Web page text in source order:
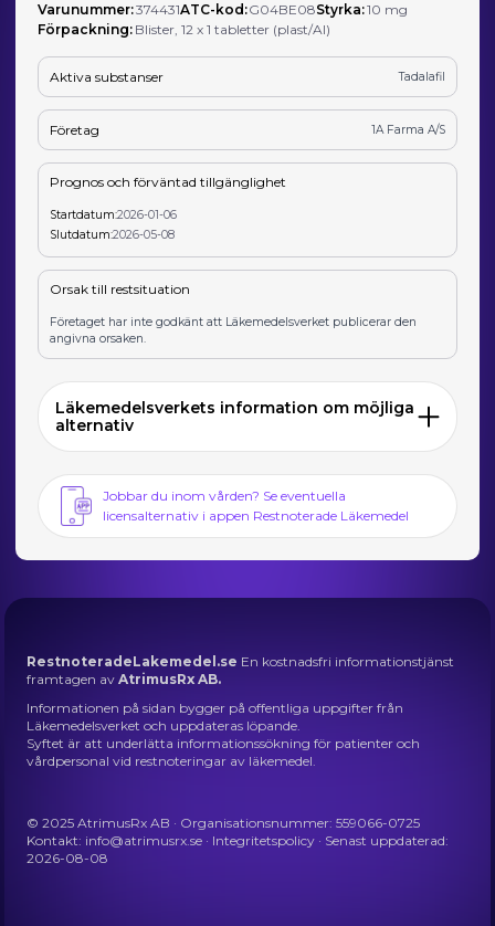
Varunummer:374431ATC-kod:G04BE08Styrka:10 mg
Förpackning: Blister, 12 x 1 tabletter (plast/Al)
Aktiva substanser Tadalafil
Företag 1A Farma A/S
Prognos och förväntad tillgänglighet
Startdatum:2026-01-06
Slutdatum:2026-05-08
Orsak till restsituation
Företaget har inte godkänt att Läkemedelsverket publicerar den
angivna orsaken.
Läkemedelsverkets information om möjliga
alternativ
Jobbar du inom vården? Se eventuella
licensalternativ i appen Restnoterade Läkemedel
RestnoteradeLakemedel.se En kostnadsfri informationstjänst
framtagen avAtrimusRx AB.
Informationen på sidan bygger på offentliga uppgifter från
Läkemedelsverket och uppdateras löpande.
Syftet är att underlätta informationssökning för patienter och
vårdpersonal vid restnoteringar av läkemedel.
© 2025 AtrimusRx AB · Organisationsnummer: 559066-0725
Kontakt: info@atrimusrx.se · Integritetspolicy · Senast uppdaterad:
2026-08-08